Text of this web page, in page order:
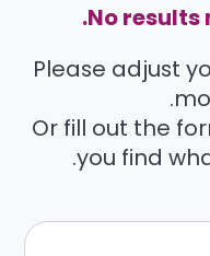
No results
Please adjust
Or fill out the
you find